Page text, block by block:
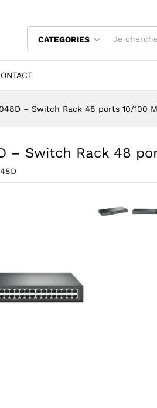
CATEGORIES
– Switch Rack 48 ports 10/100
– Switch Rack 48
TL-SF1048D - Switch Rack 48
Agrandir